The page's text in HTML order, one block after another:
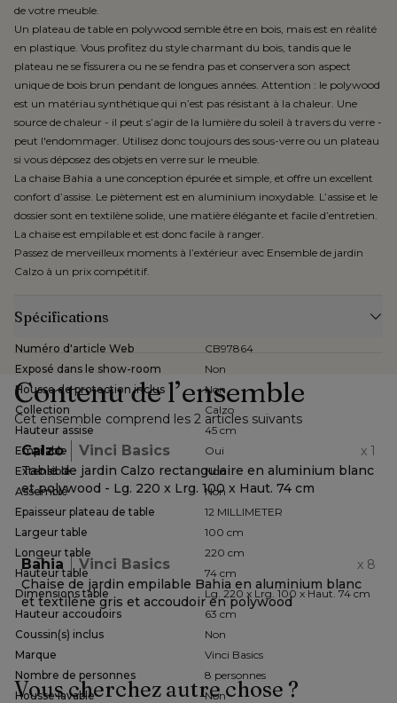
de votre meuble.
Un plateau de table en polywood semble être en bois, mais est en réalité
en plastique. Vous profitez du style charmant du bois, tandis que le
plateau ne se fissurera ou ne se fendra pas et conservera son aspect
unique de bois brun pendant de longues années. Attention : le polywood
est un matériau synthétique qui n’est pas résistant à la chaleur. Une
source de chaleur - il peut s’agir de la lumière du soleil à travers du verre -
peut l'endommager. Utilisez donc toujours des sous-verre ou un plateau
si vous déposez des objets en verre sur le meuble.
La chaise Bahia a une conception épurée et simple, et offre un excellent
confort d’assise. Le piètement est en aluminium inoxydable. L’assise et le
dossier sont en textilène solide, une matière élégante et facile d’entretien.
La chaise est empilable et est donc facile à ranger.
Passez de merveilleux moments à l’extérieur avec Ensemble de jardin
Calzo à un prix compétitif.
Spécifications
Numéro d'article Web
CB97864
Exposé dans le show-room
Non
Housse de protection inclus
Non
Collection
Calzo
Hauteur assise
45 cm
Empilable
Oui
Extensible
Non
Assemblé
Non
Epaisseur plateau de table
12 MILLIMETER
Largeur table
100 cm
Longeur table
220 cm
Hauteur table
74 cm
Dimensions table
Lg. 220 x Lrg. 100 x Haut. 74 cm
Hauteur accoudoirs
63 cm
Coussin(s) inclus
Non
Marque
Vinci Basics
Nombre de personnes
8 personnes
Housse lavable
Non
Contenu de l’ensemble
Cet ensemble comprend les 2 articles suivants
Calzo Vinci Basics x 1
Table de jardin Calzo rectangulaire en aluminium blanc
et polywood - Lg. 220 x Lrg. 100 x Haut. 74 cm
Bahia Vinci Basics x 8
Chaise de jardin empilable Bahia en aluminium blanc
et textiléne gris et accoudoir en polywood
Vous cherchez autre chose ?